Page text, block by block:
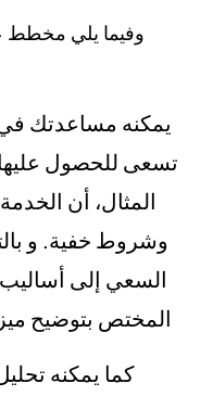
وفيما يلي مخطط
يمكنه مساعدتك
تسعى للحصول
المثال، أن
وشروط خفية. و
السعي إلى
المختص بتوضيح
كما يمكنه